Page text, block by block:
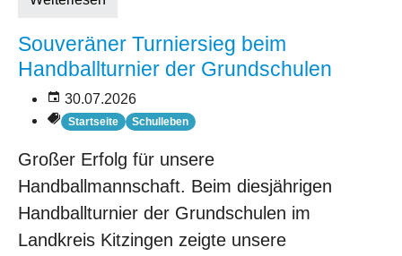
Souveräner Turniersieg beim
Handballturnier der Grundschulen
30.07.2026
Startseite Schulleben
Großer Erfolg für unsere
Handballmannschaft. Beim diesjährigen
Handballturnier der Grundschulen im
Landkreis Kitzingen zeigte unsere